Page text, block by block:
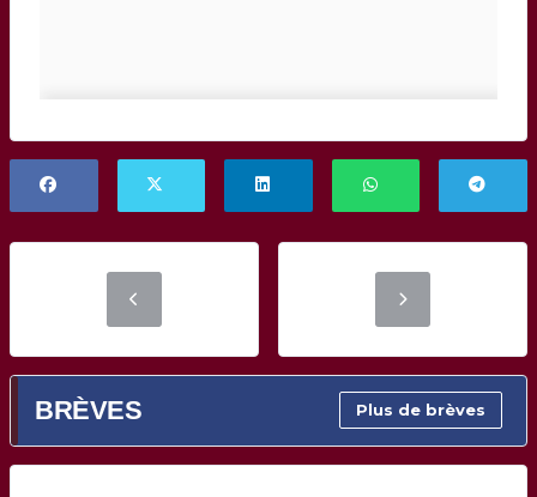
BRÈVES Plus de brèves